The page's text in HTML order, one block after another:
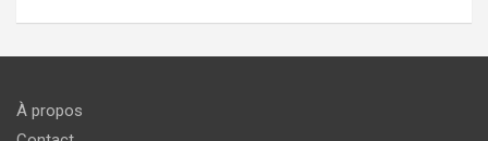
À propos